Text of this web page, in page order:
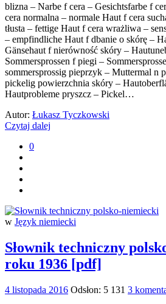
blizna – Narbe f cera – Gesichtsfarbe f
cera normalna – normale Haut f cera
tłusta – fettige Haut f cera wrażliwa –
– empfindliche Haut f dbanie o skórę –
Gänsehaut f nierówność skóry –
Sommersprossen f piegi –
sommersprossig pieprzyk – Muttermal n
pickelig powierzchnia skóry –
Hautprobleme pryszcz – Pickel…
Autor: Łukasz Tyczkowski
Czytaj dalej
0
w Język niemiecki
Słownik techniczny
roku 1936 [pdf]
4 listopada 2016 Odsłon: 5 131 3